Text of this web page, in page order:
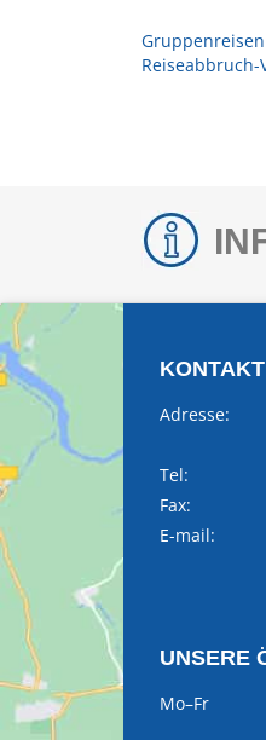
Adresse:
Tel:
Fax:
E-mail:
UNSERE
Mo–Fr